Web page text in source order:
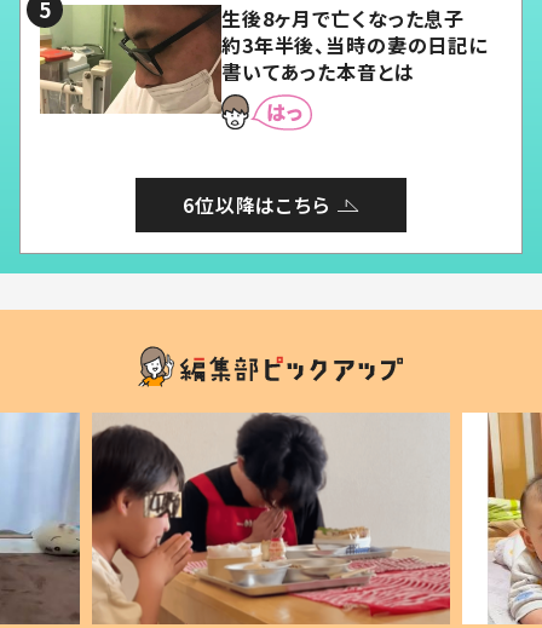
生後8ヶ月で亡くなった息子
約3年半後、当時の妻の日記に
書いてあった本音とは
6位以降はこちら